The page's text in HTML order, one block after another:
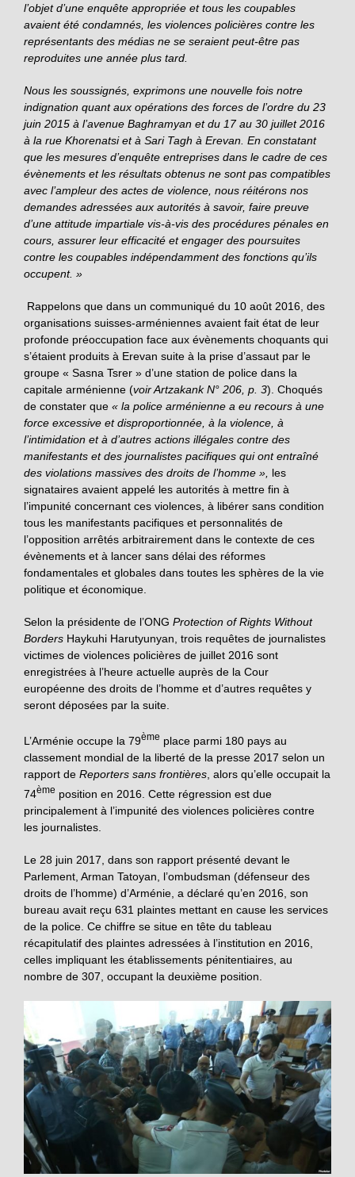
l’objet d’une enquête appropriée et tous les coupables
avaient été condamnés, les violences policières contre les
représentants des médias ne se seraient peut-être pas
reproduites une année plus tard.
Nous les soussignés, exprimons une nouvelle fois notre
indignation quant aux opérations des forces de l’ordre du 23
juin 2015 à l’avenue Baghramyan et du 17 au 30 juillet 2016
à la rue Khorenatsi et à Sari Tagh à Erevan. En constatant
que les mesures d’enquête entreprises dans le cadre de ces
évènements et les résultats obtenus ne sont pas compatibles
avec l’ampleur des actes de violence, nous réitérons nos
demandes adressées aux autorités à savoir, faire preuve
d’une attitude impartiale vis-à-vis des procédures pénales en
cours, assurer leur efficacité et engager des poursuites
contre les coupables indépendamment des fonctions qu’ils
occupent. »
Rappelons que dans un communiqué du 10 août 2016, des
organisations suisses-arméniennes avaient fait état de leur
profonde préoccupation face aux évènements choquants qui
s’étaient produits à Erevan suite à la prise d’assaut par le
groupe « Sasna Tsrer » d’une station de police dans la
capitale arménienne (voir Artzakank N° 206, p. 3). Choqués
de constater que « la police arménienne a eu recours à une
force excessive et disproportionnée, à la violence, à
l’intimidation et à d’autres actions illégales contre des
manifestants et des journalistes pacifiques qui ont entraîné
des violations massives des droits de l’homme », les
signataires avaient appelé les autorités à mettre fin à
l’impunité concernant ces violences, à libérer sans condition
tous les manifestants pacifiques et personnalités de
l’opposition arrêtés arbitrairement dans le contexte de ces
évènements et à lancer sans délai des réformes
fondamentales et globales dans toutes les sphères de la vie
politique et économique.
Selon la présidente de l’ONG Protection of Rights Without
Borders Haykuhi Harutyunyan, trois requêtes de journalistes
victimes de violences policières de juillet 2016 sont
enregistrées à l’heure actuelle auprès de la Cour
européenne des droits de l’homme et d’autres requêtes y
seront déposées par la suite.
L’Arménie occupe la 79ème place parmi 180 pays au
classement mondial de la liberté de la presse 2017 selon un
rapport de Reporters sans frontières , alors qu’elle occupait la
74ème position en 2016. Cette régression est due
principalement à l’impunité des violences policières contre
les journalistes.
Le 28 juin 2017, dans son rapport présenté devant le
Parlement, Arman Tatoyan, l’ombudsman (défenseur des
droits de l’homme) d’Arménie, a déclaré qu’en 2016, son
bureau avait reçu 631 plaintes mettant en cause les services
de la police. Ce chiffre se situe en tête du tableau
récapitulatif des plaintes adressées à l’institution en 2016,
celles impliquant les établissements pénitentiaires, au
nombre de 307, occupant la deuxième position.